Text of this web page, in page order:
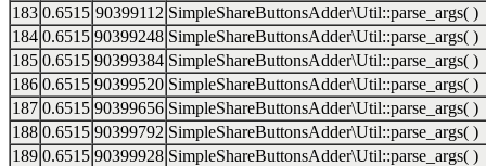
183 0.6515 90399112 SimpleShareButtonsAdder\Util::parse_args( )
184 0.6515 90399248 SimpleShareButtonsAdder\Util::parse_args( )
185 0.6515 90399384 SimpleShareButtonsAdder\Util::parse_args( )
186 0.6515 90399520 SimpleShareButtonsAdder\Util::parse_args( )
187 0.6515 90399656 SimpleShareButtonsAdder\Util::parse_args( )
188 0.6515 90399792 SimpleShareButtonsAdder\Util::parse_args( )
189 0.6515 90399928 SimpleShareButtonsAdder\Util::parse_args( )